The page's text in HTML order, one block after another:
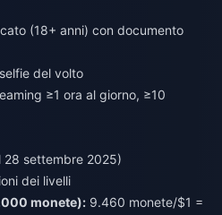
(18+ anni) con documento
del volto
≥1 ora al giorno, ≥10
28 settembre 2025)
dei livelli
monete): 9.460 monete/$1 =